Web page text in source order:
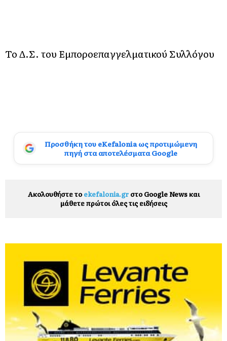
Το Δ.Σ. του Εμποροεπαγγελματικού Συλλόγου
Προσθήκη του eKefalonia ως προτιμώμενη
πηγή στα αποτελέσματα Google
Ακολουθήστε το ekefalonia.grστο Google News και
μάθετε πρώτοι όλες τις ειδήσεις